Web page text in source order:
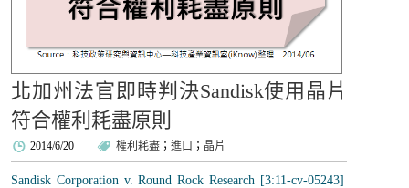
北加州法官即時判決Sandisk使用晶片
符合權利耗盡原則
2014/6/20 權利耗盡 ；進口 ； 晶片
Sandisk Corporation v. Round Rock Research [3:11-cv-05243]